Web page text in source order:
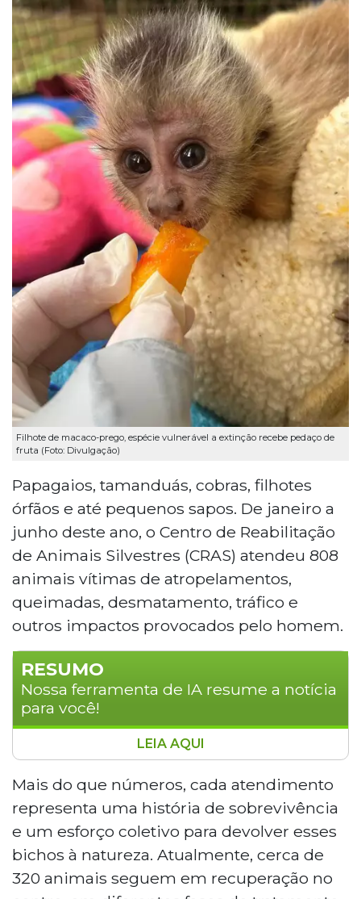
Filhote de macaco-prego, espécie vulnerável a extinção recebe pedaço de
fruta (Foto: Divulgação)
Papagaios, tamanduás, cobras, filhotes
órfãos e até pequenos sapos. De janeiro a
junho deste ano, o Centro de Reabilitação
de Animais Silvestres (CRAS) atendeu 808
animais vítimas de atropelamentos,
queimadas, desmatamento, tráfico e
outros impactos provocados pelo homem.
RESUMO
Nossa ferramenta de IA resume a notícia
para você!
O Centro de Reabilitação de Animais
Silvestres (CRAS) atendeu 808 animais
nos primeiros seis meses de 2025. As
principais causas são atropelamentos,
queimadas, desmatamento e tráfico,
impactos diretamente relacionados à
ação humana. Aves, como papagaios e
LEIA AQUI
Mais do que números, cada atendimento
representa uma história de sobrevivência
e um esforço coletivo para devolver esses
bichos à natureza. Atualmente, cerca de
320 animais seguem em recuperação no